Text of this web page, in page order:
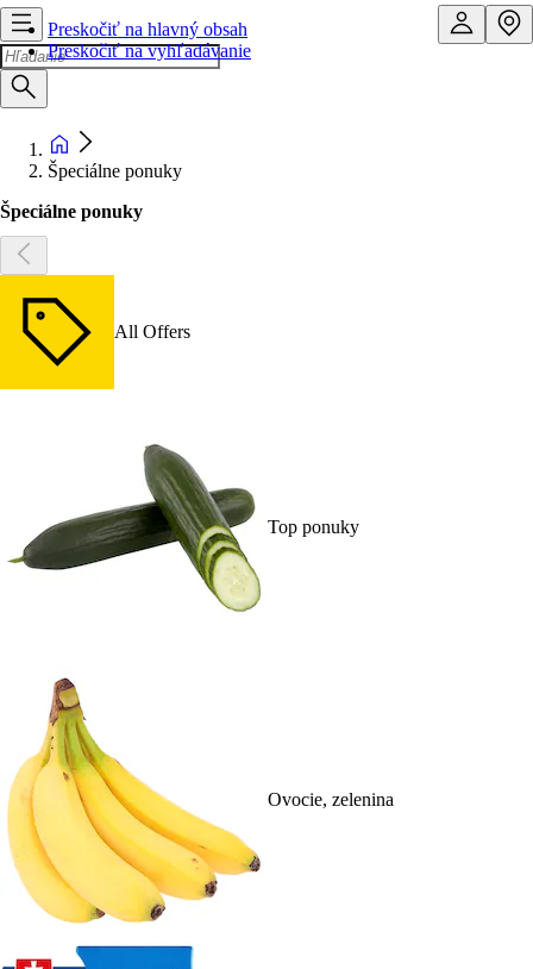
Preskočiť na hlavný obsah
Preskočiť na vyhľadávanie
Špeciálne ponuky
Špeciálne ponuky
All Offers
Top ponuky
Ovocie, zelenina